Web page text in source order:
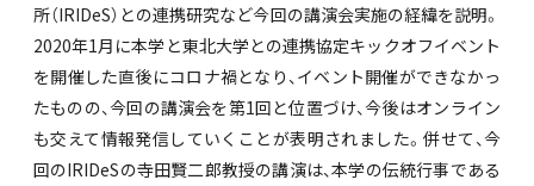
所（IRIDeS）との連携研究など今回の講演会実施の経緯を説明。
2020年1月に本学と東北大学との連携協定キックオフイベント
を開催した直後にコロナ禍となり、イベント開催ができなかっ
たものの、今回の講演会を第1回と位置づけ、今後はオンライン
も交えて情報発信していくことが表明されました。併せて、今
回のIRIDeSの寺田賢二郎教授の講演は、本学の伝統行事である